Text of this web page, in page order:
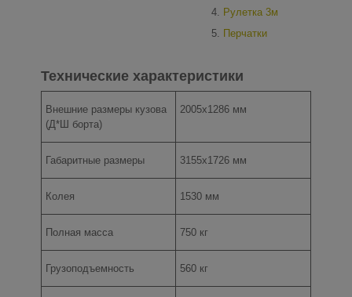
4.
Рулетка 3м
5.
Перчатки
Технические характеристики
Внешние размеры кузова
(Д*Ш борта)
2005х1286 мм
Габаритные размеры 3155х1726 мм
Колея 1530 мм
Полная масса 750 кг
Грузоподъемность 560 кг